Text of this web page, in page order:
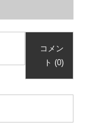
コメン
ト (0)